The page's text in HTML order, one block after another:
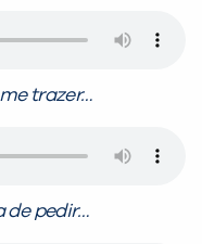
trazer…
de pedir…